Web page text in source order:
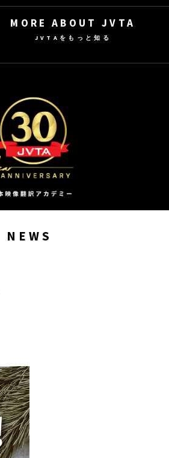
MORE ABOUT JVTA
JVTAをもっと知る
NEWS